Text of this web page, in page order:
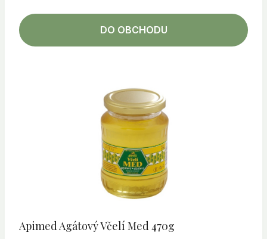
DO OBCHODU
Apimed Agátový Včelí Med 470g